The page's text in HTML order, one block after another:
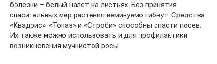
болезни – белый налет на листьях. Без принятия
спасительных мер растения неминуемо гибнут. Средства
«Квадрис», «Топаз» и «Строби» способны спасти посев.
Их также можно использовать и для профилактики
возникновения мучнистой росы.